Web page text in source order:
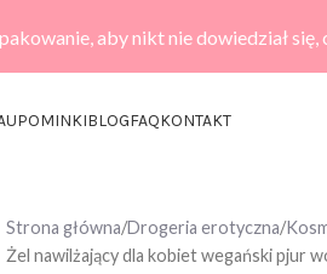
aby nikt nie dowiedział się,
UPOMINKIBLOGFAQKONTAKT
Strona główna Drogeria erotyczna
Żel nawilżający dla kobiet wegański pjur